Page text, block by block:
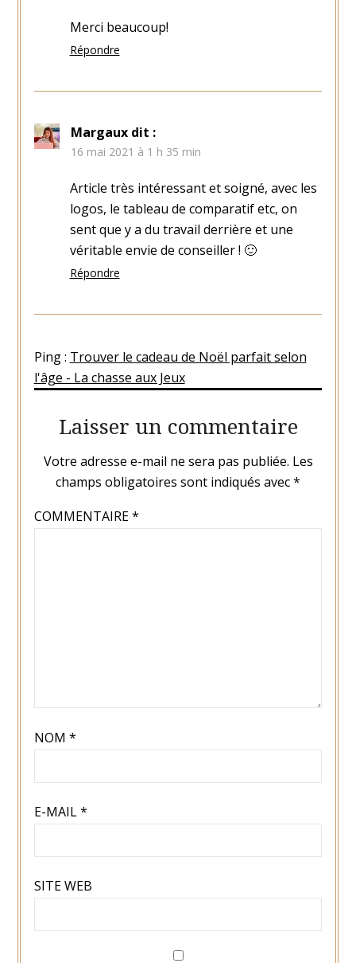
Merci beaucoup!
Répondre
Margaux dit :
16 mai 2021 à 1 h 35 min
Article très intéressant et soigné, avec les
logos, le tableau de comparatif etc, on
sent que y a du travail derrière et une
véritable envie de conseiller ! 🙂
Répondre
Ping : Trouver le cadeau de Noël parfait selon
l'âge - La chasse aux Jeux
Laisser un commentaire
Votre adresse e-mail ne sera pas publiée. Les
champs obligatoires sont indiqués avec*
COMMENTAIRE*
NOM *
E-MAIL*
SITE WEB